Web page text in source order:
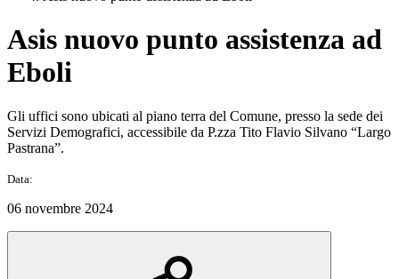
Asis nuovo punto assistenza ad
Eboli
Gli uffici sono ubicati al piano terra del Comune, presso la sede dei
Servizi Demografici, accessibile da P.zza Tito Flavio Silvano “Largo
Pastrana”.
Data:
06 novembre 2024